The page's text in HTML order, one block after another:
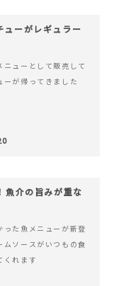
ューがレギュラー
ニューとして販売して
ーが帰ってきました
魚介の旨みが重な
った魚メニューが新登
ムソースがいつもの食
くれます